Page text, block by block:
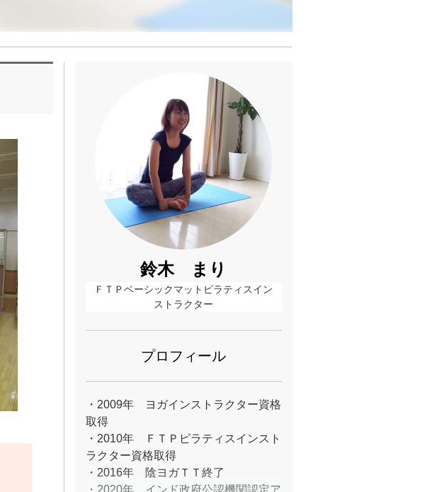
鈴木 まり
ＦＴＰベーシックマットピラティスイン
ストラクター
プロフィール
・2009年 ヨガインストラクター資格
取得
・2010年 ＦＴＰピラティスインスト
ラクター資格取得
・2016年 陰ヨガＴＴ終了
・2020年 インド政府公認機関認定ア